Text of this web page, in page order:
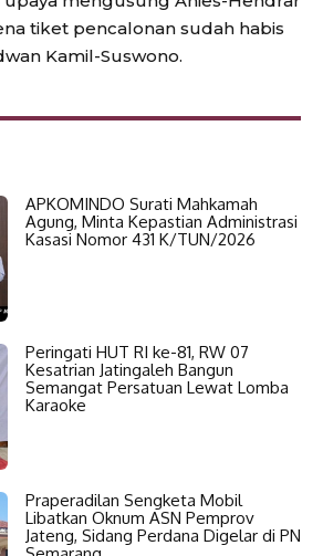
tiket pencalonan sudah habis
Kamil-Suswono.
APKOMINDO Surati Mahkamah
Agung, Minta Kepastian Administrasi
Kasasi Nomor 431 K/TUN/2026
Peringati HUT RI ke-81, RW 07
Kesatrian Jatingaleh Bangun
Semangat Persatuan Lewat Lomba
Karaoke
Praperadilan Sengketa Mobil
Libatkan Oknum ASN Pemprov
Jateng, Sidang Perdana Digelar di PN